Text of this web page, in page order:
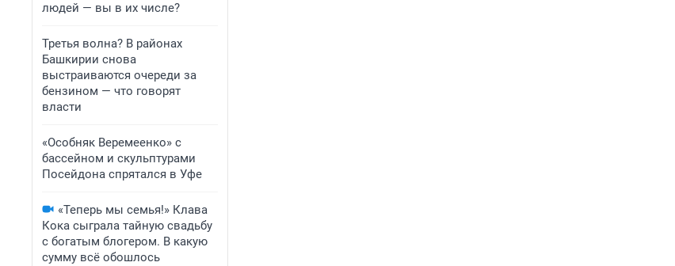
людей — вы в их числе?
Третья волна? В районах
Башкирии снова
выстраиваются очереди за
бензином — что говорят
власти
«Особняк Веремеенко» с
бассейном и скульптурами
Посейдона спрятался в Уфе
«Теперь мы семья!» Клава
Кока сыграла тайную свадьбу
с богатым блогером. В какую
сумму всё обошлось